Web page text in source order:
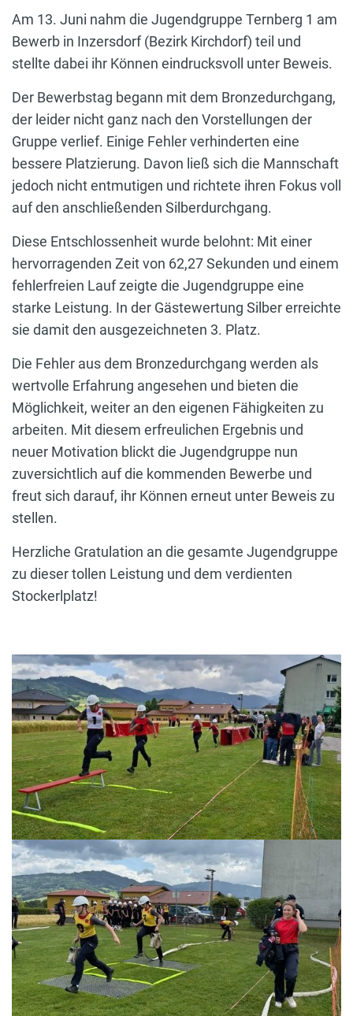
Am 13. Juni nahm die Jugendgruppe Ternberg 1 am
Bewerb in Inzersdorf (Bezirk Kirchdorf) teil und
stellte dabei ihr Können eindrucksvoll unter Beweis.
Der Bewerbstag begann mit dem Bronzedurchgang,
der leider nicht ganz nach den Vorstellungen der
Gruppe verlief. Einige Fehler verhinderten eine
bessere Platzierung. Davon ließ sich die Mannschaft
jedoch nicht entmutigen und richtete ihren Fokus voll
auf den anschließenden Silberdurchgang.
Diese Entschlossenheit wurde belohnt: Mit einer
hervorragenden Zeit von 62,27 Sekunden und einem
fehlerfreien Lauf zeigte die Jugendgruppe eine
starke Leistung. In der Gästewertung Silber erreichte
sie damit den ausgezeichneten 3. Platz.
Die Fehler aus dem Bronzedurchgang werden als
wertvolle Erfahrung angesehen und bieten die
Möglichkeit, weiter an den eigenen Fähigkeiten zu
arbeiten. Mit diesem erfreulichen Ergebnis und
neuer Motivation blickt die Jugendgruppe nun
zuversichtlich auf die kommenden Bewerbe und
freut sich darauf, ihr Können erneut unter Beweis zu
stellen.
Herzliche Gratulation an die gesamte Jugendgruppe
zu dieser tollen Leistung und dem verdienten
Stockerlplatz!